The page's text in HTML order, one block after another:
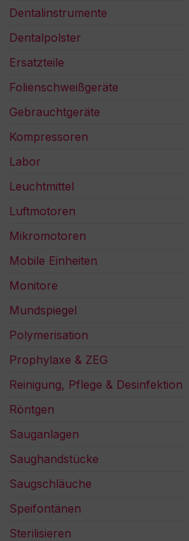
Dentalinstrumente
Dentalpolster
Ersatzteile
Folienschweißgeräte
Gebrauchtgeräte
Kompressoren
Labor
Leuchtmittel
Luftmotoren
Mikromotoren
Mobile Einheiten
Monitore
Mundspiegel
Polymerisation
Prophylaxe & ZEG
Reinigung, Pflege & Desinfektion
Röntgen
Sauganlagen
Saughandstücke
Saugschläuche
Speifontänen
Sterilisieren